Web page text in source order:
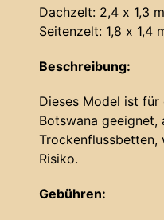
Dachzelt: 2,4 x 1,3 m
Seitenzelt: 1,8 x 1,4
Beschreibung:
Dieses Model ist für
Botswana geeignet,
Trockenflussbetten,
Risiko.
Gebühren: